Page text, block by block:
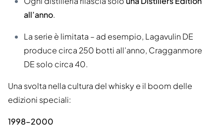
all’anno.
La serie è limitata – ad esempio, Lagavulin DE
produce circa 250 botti all’anno, Cragganmore
DE solo circa 40.
Una svolta nella cultura del whisky e il boom delle
edizioni speciali:
1998–2000